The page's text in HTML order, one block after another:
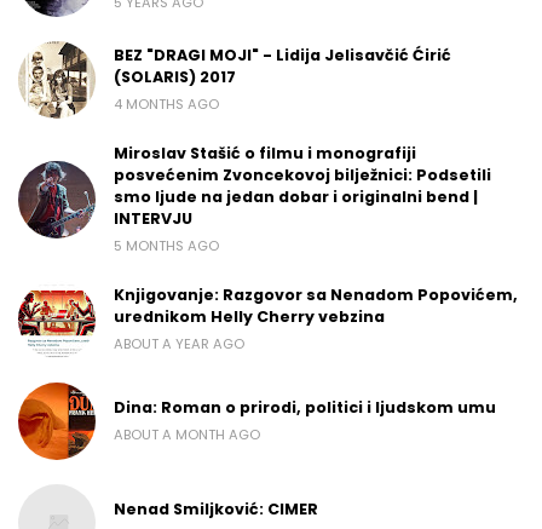
BEZ "DRAGI MOJI" - Lidija Jelisavčić Ćirić
(SOLARIS) 2017
4 MONTHS AGO
Miroslav Stašić o filmu i monografiji
posvećenim Zvoncekovoj bilježnici: Podsetili
smo ljude na jedan dobar i originalni bend |
INTERVJU
5 MONTHS AGO
Knjigovanje: Razgovor sa Nenadom Popovićem,
urednikom Helly Cherry vebzina
ABOUT A YEAR AGO
Dina: Roman o prirodi, politici i ljudskom umu
ABOUT A MONTH AGO
Nenad Smiljković: CIMER